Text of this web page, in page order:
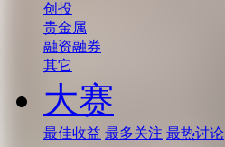
创投
贵金属
融资融券
其它
大赛
最佳收益 最多关注 最热讨论